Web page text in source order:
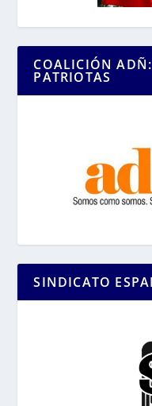
COALICIÓN
PATRIOTAS
SINDICATO